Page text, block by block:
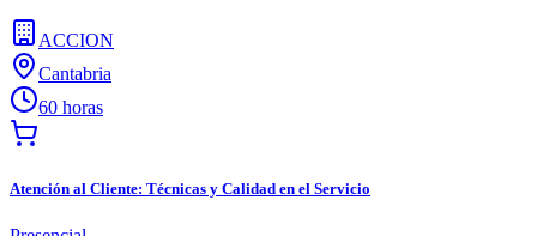
ACCION
Cantabria
60 horas
Atención al Cliente: Técnicas y Calidad en el Servicio